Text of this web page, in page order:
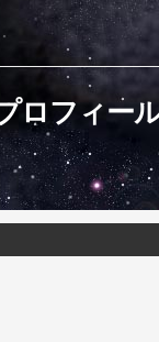
ロフィー